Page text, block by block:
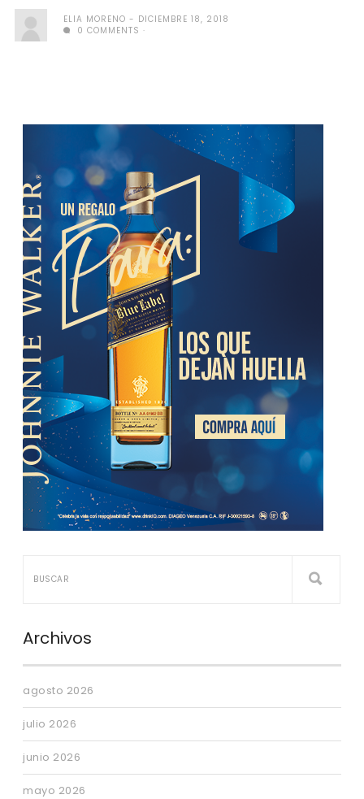
ELIA MORENO
DICIEMBRE 18, 2018
0 COMMENTS
Archivos
agosto 2026
julio 2026
junio 2026
mayo 2026